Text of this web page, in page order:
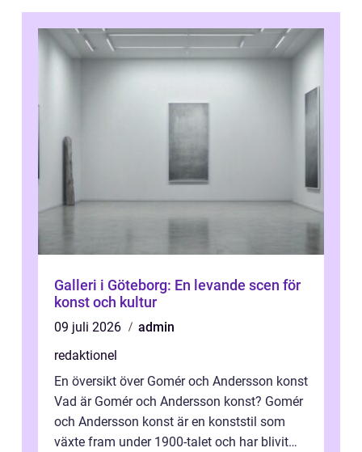
Galleri i Göteborg: En levande scen för
konst och kultur
09 juli 2026
admin
redaktionel
En översikt över Gomér och Andersson konst
Vad är Gomér och Andersson konst? Gomér
och Andersson konst är en konststil som
växte fram under 1900-talet och har blivit